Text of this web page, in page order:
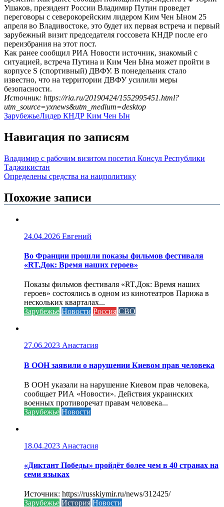
Ушаков, президент России Владимир Путин проведет
переговоры с северокорейским лидером Ким Чен Ыном 25
апреля во Владивостоке, это будет их первая встреча и первый
зарубежный визит председателя госсовета КНДР после его
переизбрания на этот пост.
Как ранее сообщил РИА Новости источник, знакомый с
ситуацией, встреча Путина и Ким Чен Ына может пройти в
корпусе S (спортивный) ДВФУ. В понедельник стало
известно, что на территории ДВФУ усилили меры
безопасности.
Источник: https://ria.ru/20190424/1552995451.html?
utm_source=yxnews&utm_medium=desktop
ЗарубежьеЛидер КНДР Ким Чен Ын
Навигация по записям
Владимир с рабочим визитом посетил Консул Республики
Таджикистан
Определены средства на нацполитику
Похожие записи
24.04.2026 Евгений
Во Франции прошли показы фильмов фестиваля
«RT.Док: Время наших героев»
Показы фильмов фестиваля «RT.Док: Время наших
героев» состоялись в одном из кинотеатров Парижа в
нескольких кварталах...
Зарубежье Новости Россия СВО
27.06.2023 Анастасия
В ООН заявили о нарушении Киевом прав человека
В ООН указали на нарушение Киевом прав человека,
сообщает РИА «Новости». Действия украинских
военных противоречат правам человека...
Зарубежье Новости
18.04.2023 Анастасия
«Диктант Победы» пройдёт более чем в 40 странах на
семи языках
Источник: https://russkiymir.ru/news/312425/
Зарубежье История Новости